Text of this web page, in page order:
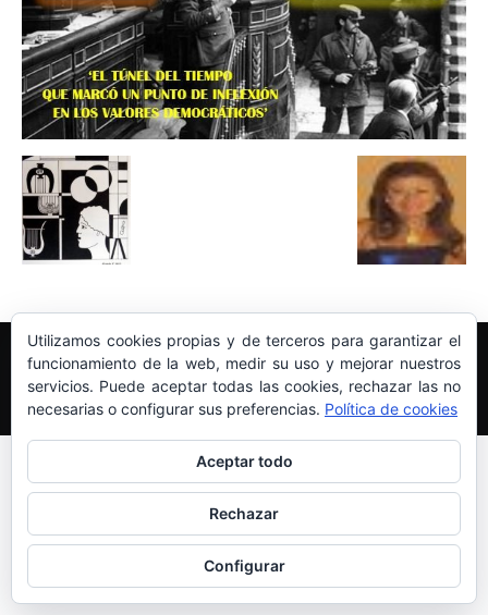
Edición y Redacción Aviso legal
Política de cookies
Más información sobre las cookies
© Newspaper WordPress Theme by TagDiv
Utilizamos cookies propias y de terceros para garantizar el
funcionamiento de la web, medir su uso y mejorar nuestros
servicios. Puede aceptar todas las cookies, rechazar las no
necesarias o configurar sus preferencias. Política de cookies
Aceptar todo
Rechazar
Configurar